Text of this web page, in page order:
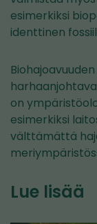
esimerkiksi
identtinen
on
esimerkiksi
välttämättä
Lue lisää